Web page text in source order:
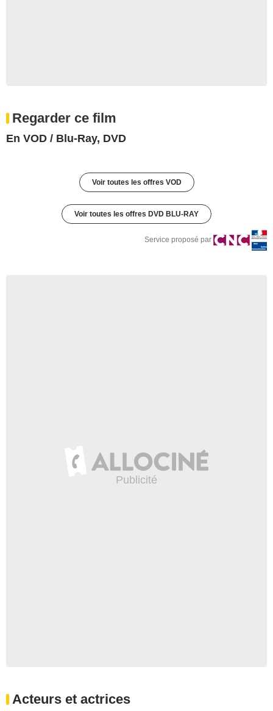
Regarder ce film
En VOD / Blu-Ray, DVD
Voir toutes les offres VOD
Voir toutes les offres DVD BLU-RAY
Service proposé par
Acteurs et actrices